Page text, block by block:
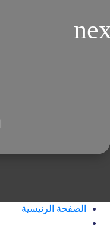
الصفحة الرئيسية